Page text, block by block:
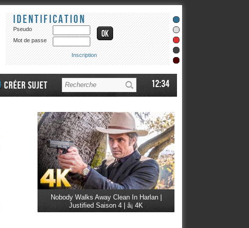
Identification
Pseudo
Mot de passe
Inscription
Créer sujet 12:34
Nobody Walks Away Clean In Harlan |
Justified Saison 4 | â¡ 4K